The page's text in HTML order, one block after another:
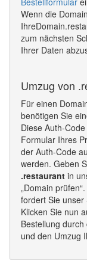
Wenn die
zum nächsten
Ihrer Daten
Umzug von
Für einen
benötigen Sie
Diese Auth-
Formular Ihres
der Auth-Code
werden. Geben
.restaurant in
„Domain
fordert Sie
Klicken Sie nun
Bestellung
und den Umzug